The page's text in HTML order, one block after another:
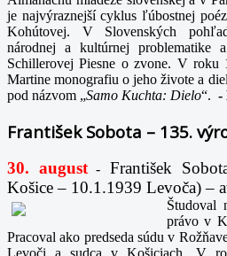
je najvýraznejší cyklus ľúbostnej
Kohútovej. V Slovenských
národnej a kultúrnej
Schillerovej Piesne o zvone. V
Martine monografiu o jeho živote a
pod názvom „Samo Kuchta: Dielo“. -
František Sobota – 135.
30. august-
František
Košice – 10.1.1939 Levoča) –
Študoval
právo v
Pracoval ako predseda súdu v